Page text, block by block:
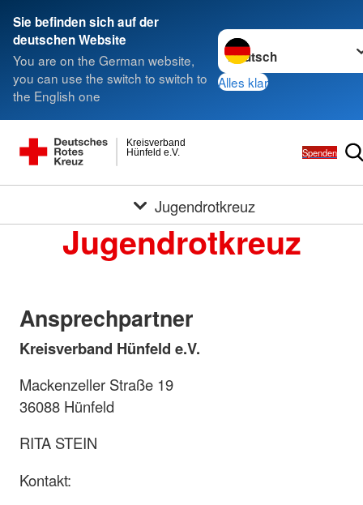
Sie befinden sich auf der
deutschen Website
You are on the German website,
you can use the switch to switch to
the English one
Sprache wechseln zu
Alles klar
Hünfeld e.V.
Kreisverband
Spenden
Jugendrotkreuz
Jugendrotkreuz
Ansprechpartner
Kreisverband Hünfeld e.V.
Mackenzeller Straße 19
36088 Hünfeld
RITA STEIN
Kontakt: